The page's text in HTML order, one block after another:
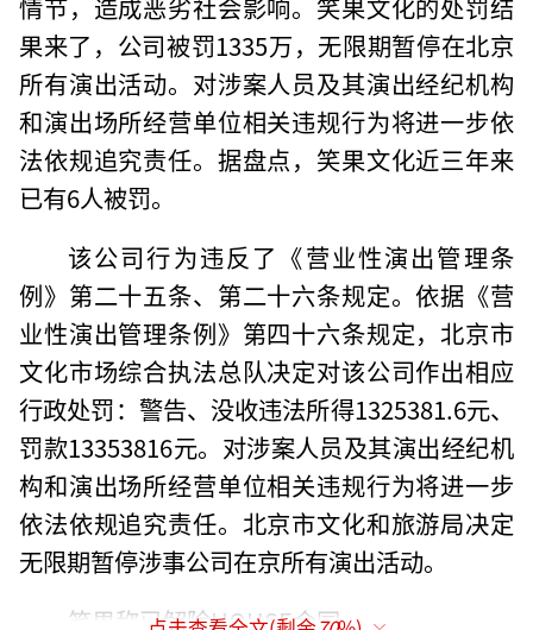
情节，造成恶劣社会影响。笑果文化的处罚结
果来了，公司被罚1335万，无限期暂停在北京
所有演出活动。对涉案人员及其演出经纪机构
和演出场所经营单位相关违规行为将进一步依
法依规追究责任。据盘点，笑果文化近三年来
已有6人被罚。
该公司行为违反了《营业性演出管理条
例》第二十五条、第二十六条规定。依据《营
业性演出管理条例》第四十六条规定，北京市
文化市场综合执法总队决定对该公司作出相应
行政处罚：警告、没收违法所得1325381.6元、
罚款13353816元。对涉案人员及其演出经纪机
构和演出场所经营单位相关违规行为将进一步
依法依规追究责任。北京市文化和旅游局决定
无限期暂停涉事公司在京所有演出活动。
笑果称已解除HOUSE合同